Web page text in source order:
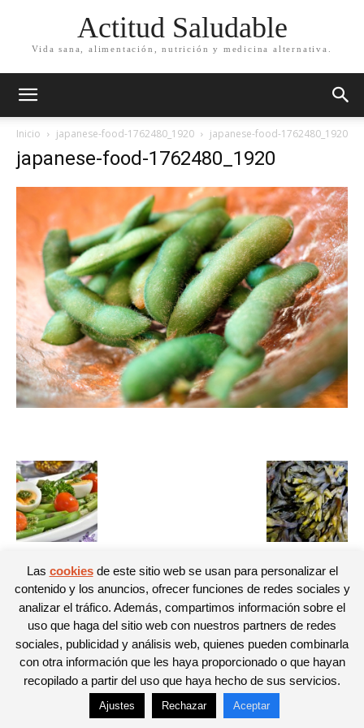
Actitud Saludable
Vida sana, alimentación, nutrición y medicina alternativa.
Inicio japanese-food-1762480_1920 japanese-food-1762480_1920
japanese-food-1762480_1920
© Newspaper WordPress Theme by TagDiv
Las cookiesde este sitio web se usan para personalizar el
contenido y los anuncios, ofrecer funciones de redes sociales y
analizar el tráfico. Además, compartimos información sobre el
uso que haga del sitio web con nuestros partners de redes
sociales, publicidad y análisis web, quienes pueden combinarla
con otra información que les haya proporcionado o que hayan
recopilado a partir del uso que haya hecho de sus servicios.
Ajustes Rechazar Aceptar